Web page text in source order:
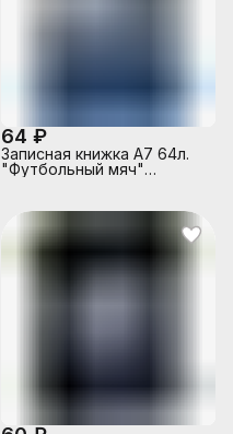
64 ₽
Записная книжка А7 64л.
"Футбольный мяч"